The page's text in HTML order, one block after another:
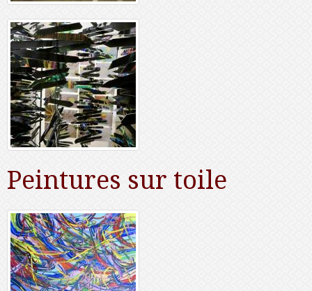
Peintures sur toile